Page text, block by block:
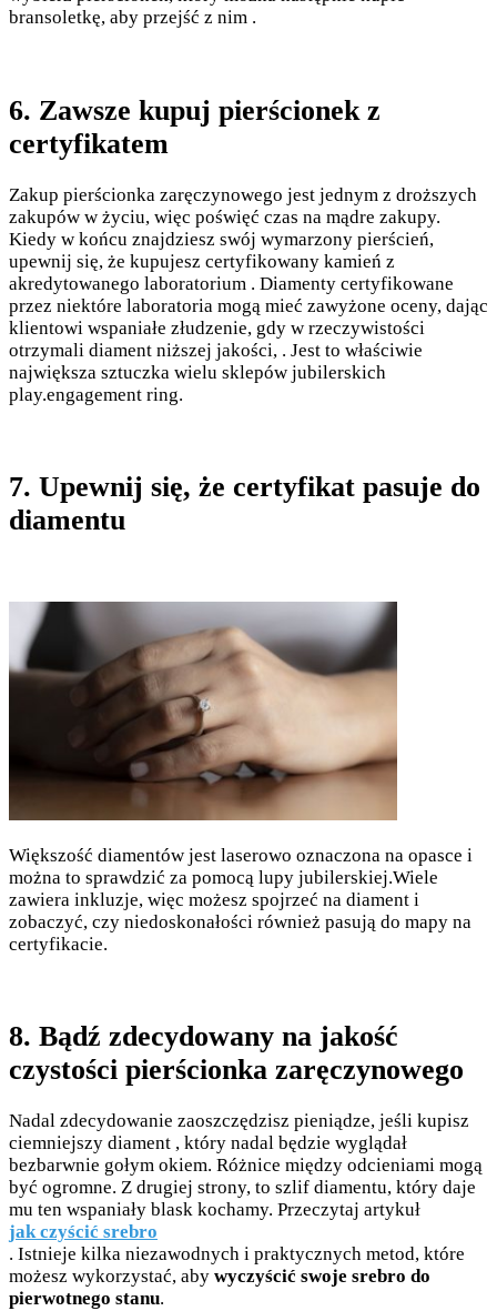
bransoletkę, aby przejść z nim .
6. Zawsze kupuj pierścionek z
certyfikatem
Zakup pierścionka zaręczynowego jest jednym z droższych
zakupów w życiu, więc poświęć czas na mądre zakupy.
Kiedy w końcu znajdziesz swój wymarzony pierścień,
upewnij się, że kupujesz certyfikowany kamień z
akredytowanego laboratorium . Diamenty certyfikowane
przez niektóre laboratoria mogą mieć zawyżone oceny, dając
klientowi wspaniałe złudzenie, gdy w rzeczywistości
otrzymali diament niższej jakości, . Jest to właściwie
największa sztuczka wielu sklepów jubilerskich
play.engagement ring.
7. Upewnij się, że certyfikat pasuje do
diamentu
Większość diamentów jest laserowo oznaczona na opasce i
można to sprawdzić za pomocą lupy jubilerskiej.Wiele
zawiera inkluzje, więc możesz spojrzeć na diament i
zobaczyć, czy niedoskonałości również pasują do mapy na
certyfikacie.
8. Bądź zdecydowany na jakość
czystości pierścionka zaręczynowego
Nadal zdecydowanie zaoszczędzisz pieniądze, jeśli kupisz
ciemniejszy diament , który nadal będzie wyglądał
bezbarwnie gołym okiem. Różnice między odcieniami mogą
być ogromne. Z drugiej strony, to szlif diamentu, który daje
mu ten wspaniały blask kochamy. Przeczytaj artykuł
jak czyścić srebro
. Istnieje kilka niezawodnych i praktycznych metod, które
możesz wykorzystać, aby wyczyścić swoje srebro do
pierwotnego stanu.